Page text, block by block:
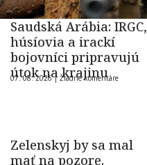
Saudská Arábia: IRGC,
húsíovia a irackí
bojovníci pripravujú
útok na krajinu
07. 08. 2026 |Žiadne komentáre
Zelenskyj by sa mal
mať na pozore.